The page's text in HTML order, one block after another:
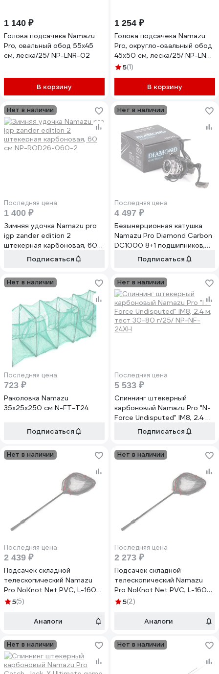
1 140 ₽
Голова подсачека Namazu
Pro, овальный обод 55x45
см, леска/25/ NP-LNR-02
В корзину
1 254 ₽
Голова подсачека Namazu
Pro, округло-овальный обод
45x50 см, леска/25/ NP-LNR-
035(1)
В корзину
Нет в наличии
Последняя цена
1 400 ₽
Зимняя удочка Namazu pro
igp zander edition 2
штекерная карбоновая, 60
см NP-ROD26-060-2
Подписаться
Нет в наличии
Последняя цена
4 497 ₽
Безынерционная катушка
Namazu Pro Diamond Carbon
DC1000 8+1 подшипников,
металлическая шпуля N-
RDC1000
Подписаться
Нет в наличии
Последняя цена
723 ₽
Раколовка Namazu
35x25x250 см N-FT-T24
Подписаться
Нет в наличии
Последняя цена
5 533 ₽
Спиннинг штекерный
карбоновый Namazu Pro "N-
Force Undisputed" IM8, 2.4 м,
тест 30-80 г/25/ NP-NF-
Подписаться
Нет в наличии
Последняя цена
2 439 ₽
Подсачек складной
телескопический Namazu
Pro NoKnot Net PVC, L-160
см, квадр.складной обод 60
5(5)
Аналоги
Нет в наличии
Последняя цена
2 273 ₽
Подсачек складной
телескопический Namazu
Pro NoKnot Net PVC, L-160
см, квадр.складной обод 50
5(2)
Аналоги
Нет в наличии Нет в наличии